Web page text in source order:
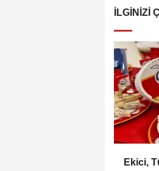
İLGINIZI
Ekici,